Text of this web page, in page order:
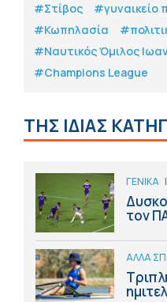
#Στίβος
#γυναικείο
#Κωπηλασία
#Ναυτικός Όμιλος
#Champions League
ΤΗΣ ΙΔΙΑΣ
ΓΕΝΙΚΑ |
τον
ΑΛΛΑ